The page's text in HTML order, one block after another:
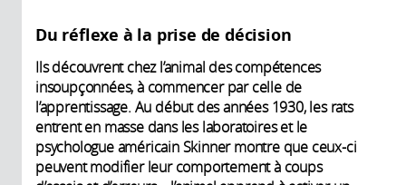
Du réflexe à la prise de décision
Ils découvrent chez l’animal des compétences
insoupçonnées, à commencer par celle de
l’apprentissage. Au début des années 1930, les rats
entrent en masse dans les laboratoires et le
psychologue américain Skinner montre que ceux-ci
peuvent modifier leur comportement à coups